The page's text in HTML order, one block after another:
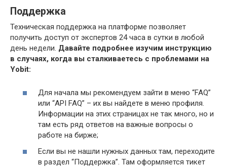
Поддержка
Техническая поддержка на платформе позволяет
получить доступ от экспертов 24 часа в сутки в любой
день недели. Давайте подробнее изучим инструкцию
в случаях, когда вы сталкиваетесь с проблемами на
Yobit:
Для начала мы рекомендуем зайти в меню “FAQ”
или “API FAQ” – их вы найдете в меню профиля.
Информации на этих страницах не так много, но и
там есть ряд ответов на важные вопросы о
работе на бирже;
Если вы не нашли нужных данных там, переходите
в раздел “Поддержка”. Там оформляется тикет